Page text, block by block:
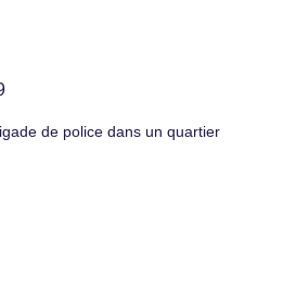
de police dans un quartier